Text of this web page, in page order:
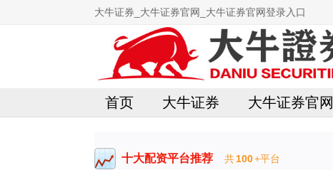
大牛证券_大牛证券官网_大牛证券官网登录入口
首页 大牛证券 大牛证券官网
十大配资平台推荐 共100+平台